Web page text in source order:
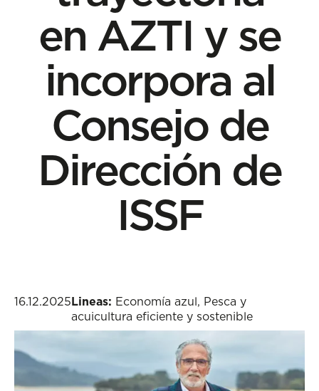
en AZTI y se
incorpora al
Consejo de
Dirección de
ISSF
16.12.2025Lineas: Economía azul, Pesca y
acuicultura eficiente y sostenible